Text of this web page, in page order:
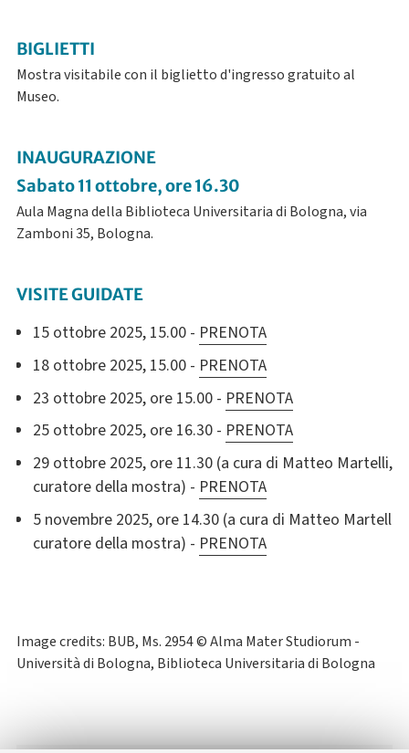
BIGLIETTI
Mostra visitabile con il biglietto d'ingresso gratuito al
Museo.
INAUGURAZIONE
Sabato 11 ottobre, ore 16.30
Aula Magna della Biblioteca Universitaria di Bologna, via
Zamboni 35, Bologna.
VISITE GUIDATE
15 ottobre 2025, 15.00 - PRENOTA
18 ottobre 2025, 15.00 - PRENOTA
23 ottobre 2025, ore 15.00 - PRENOTA
25 ottobre 2025, ore 16.30 - PRENOTA
29 ottobre 2025, ore 11.30 (a cura di Matteo Martelli,
curatore della mostra) - PRENOTA
5 novembre 2025, ore 14.30 (a cura di Matteo Martelli,
curatore della mostra) - PRENOTA
Image credits: BUB, Ms. 2954 © Alma Mater Studiorum -
Università di Bologna, Biblioteca Universitaria di Bologna